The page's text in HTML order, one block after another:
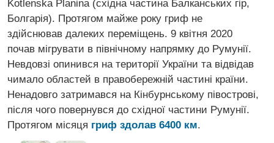
Kotlenska Planina (східна частина Балканських гір,
Болгарія). Протягом майже року гриф не
здійснював далеких переміщень. 9 квітня 2020
почав мігрувати в північному напрямку до Румунії.
Невдовзі опинився на території України та відвідав
чимало областей в правобережній частині країни.
Ненадовго затримався на Кінбурнському півострові,
після чого повернувся до східної частини Румунії.
Протягом місяця гриф здолав 6400 км.